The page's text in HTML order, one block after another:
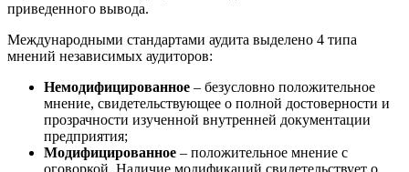
приведенного вывода.
Международными стандартами аудита выделено 4 типа
мнений независимых аудиторов:
Немодифицированное – безусловно положительное
мнение, свидетельствующее о полной достоверности и
прозрачности изученной внутренней документации
предприятия;
Модифицированное – положительное мнение с
оговоркой. Наличие модификаций свидетельствует о